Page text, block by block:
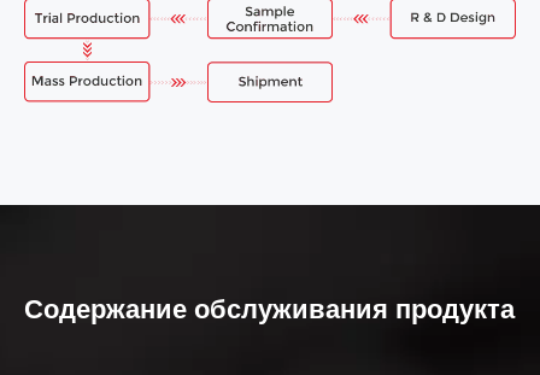
Содержание обслуживания продукта